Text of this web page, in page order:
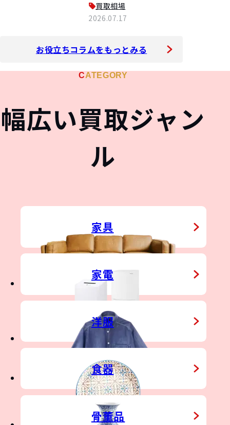
買取相場
2026.07.17
お役立ちコラムをもっとみる
WATCH
LIQUOR&
GEAR
CATEGORY
幅広い買取ジャン
ル
家具
家電
洋服
食器
骨董品